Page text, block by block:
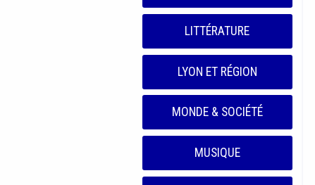
LITTÉRATURE
LYON ET RÉGION
MONDE & SOCIÉTÉ
MUSIQUE